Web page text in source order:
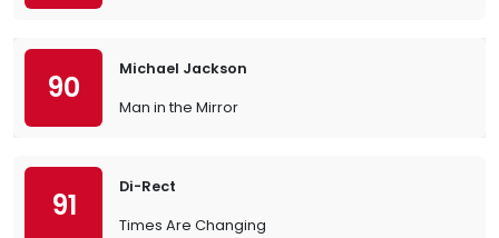
90
Michael Jackson
Man in the Mirror
91
Di-Rect
Times Are Changing